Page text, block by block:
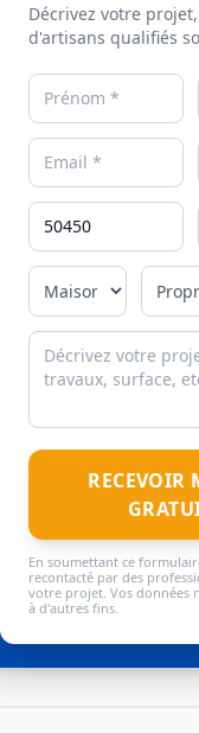
Décrivez votre
d'artisans qualifiés
RECEVOIR
En soumettant ce
recontacté par des
votre projet. Vos données
à d'autres fins.